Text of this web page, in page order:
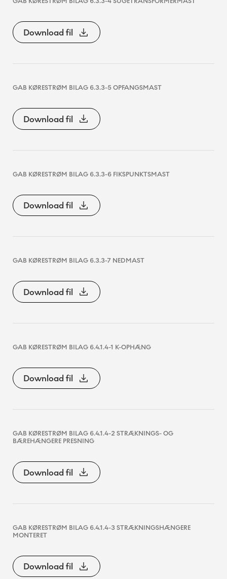
Download fil
GAB KØRESTRØM BILAG 6.3.3-5 OPFANGSMAST
Download fil
GAB KØRESTRØM BILAG 6.3.3-6 FIKSPUNKTSMAST
Download fil
GAB KØRESTRØM BILAG 6.3.3-7 NEDMAST
Download fil
GAB KØRESTRØM BILAG 6.4.1.4-1 K-OPHÆNG
Download fil
GAB KØRESTRØM BILAG 6.4.1.4-2 STRÆKNINGS- OG
BÆREHÆNGERE PRESNING
Download fil
GAB KØRESTRØM BILAG 6.4.1.4-3 STRÆKNINGSHÆNGERE
MONTERET
Download fil